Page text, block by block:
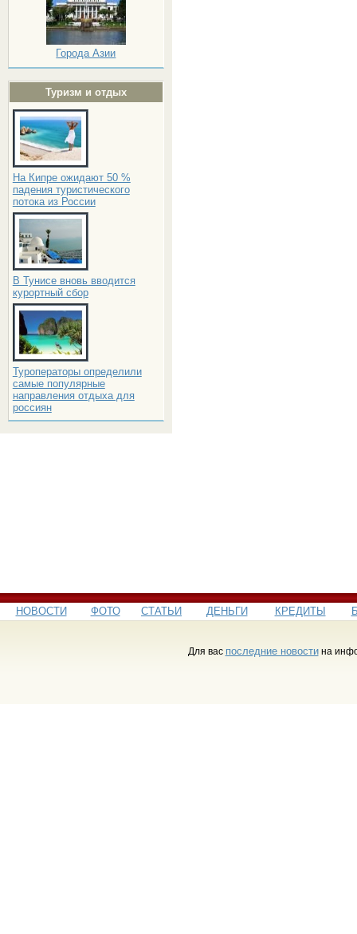
Города Азии
Туризм и отдых
На Кипре ожидают 50 %
падения туристического
потока из России
В Тунисе вновь вводится
курортный сбор
Туроператоры определили
самые популярные
направления отдыха для
россиян
НОВОСТИ ФОТО СТАТЬИ ДЕНЬГИ КРЕДИТЫ
Для вас последние новостина